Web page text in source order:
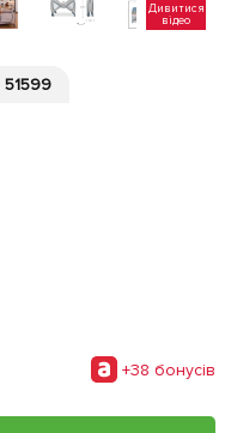
Дивитися
відео
51599
+38 бонусiв